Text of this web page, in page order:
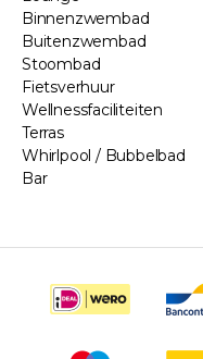
Binnenzwembad
Buitenzwembad
Stoombad
Fietsverhuur
Wellnessfaciliteiten
Terras
Whirlpool / Bubbelbad
Bar